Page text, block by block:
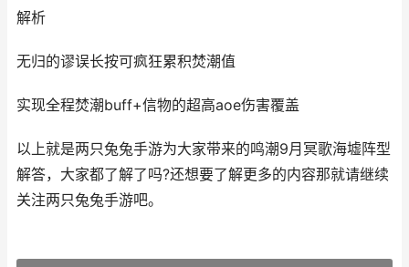
解析
无归的谬误长按可疯狂累积焚潮值
实现全程焚潮buff+信物的超高aoe伤害覆盖
以上就是两只兔兔手游为大家带来的鸣潮9月冥歌海墟阵型
解答，大家都了解了吗?还想要了解更多的内容那就请继续
关注两只兔兔手游吧。